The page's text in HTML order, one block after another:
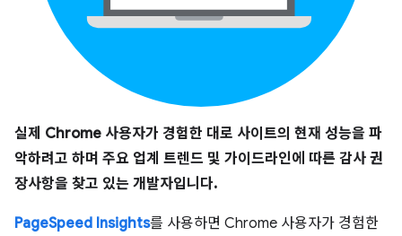
실제 Chrome 사용자가 경험한 대로 사이트의 현재 성능을 파
악하려고 하며 주요 업계 트렌드 및 가이드라인에 따른 감사 권
장사항을 찾고 있는 개발자입니다.
PageSpeed Insights를 사용하면 Chrome 사용자가 경험한